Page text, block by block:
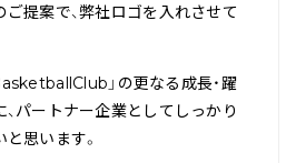
提案で、弊社ロゴを入れさせて
」の更なる成長・躍
パートナー企業としてしっかり
思います。